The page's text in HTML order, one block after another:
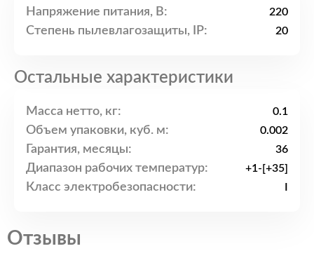
Напряжение питания, В: 220
Степень пылевлагозащиты, IP: 20
Остальные характеристики
Масса нетто, кг: 0.1
Объем упаковки, куб. м: 0.002
Гарантия, месяцы: 36
Диапазон рабочих температур: +1-[+35]
Класс электробезопасности:
Отзывы